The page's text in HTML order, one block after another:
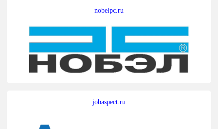
nobelpc.ru
jobaspect.ru